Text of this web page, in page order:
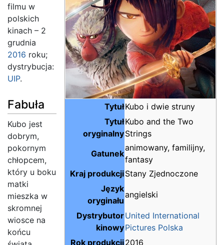
TytułKubo i dwie struny
Tytuł
oryginalny
Kubo and the Two
Strings
Gatunek
animowany, familijny,
fantasy
Kraj produkcjiStany Zjednoczone
Język
oryginału
angielski
Dystrybutor
kinowy
United International
Pictures Polska
Rok produkcji2016
filmu w
polskich
kinach – 2
grudnia
2016 roku;
dystrybucja:
UIP.
Fabuła
Kubo jest
dobrym,
pokornym
chłopcem,
który u boku
matki
mieszka w
skromnej
wiosce na
końcu